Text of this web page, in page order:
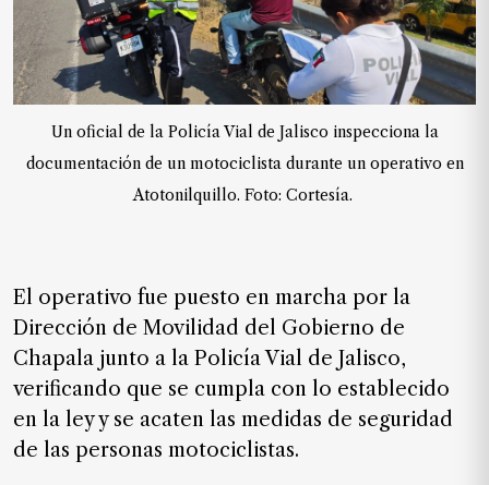
noticias
FAQ
Un oficial de la Policía Vial de Jalisco inspecciona la
documentación de un motociclista durante un operativo en
Atotonilquillo. Foto: Cortesía.
El operativo fue puesto en marcha por la
Dirección de Movilidad del Gobierno de
Chapala junto a la Policía Vial de Jalisco,
verificando que se cumpla con lo establecido
en la ley y se acaten las medidas de seguridad
de las personas motociclistas.